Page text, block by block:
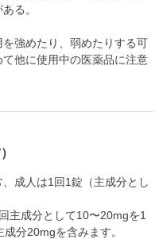
る。
強めたり、弱めたりする可
他に使用中の医薬品に注意
、成人は1回1錠（主成分とし
主成分として10〜20mgを1
分20mgを含みます。